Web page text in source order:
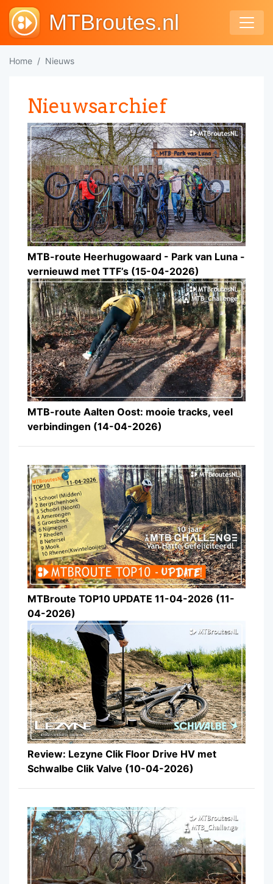
MTBroutes.nl
Home Nieuws
Nieuwsarchief
MTB-route Heerhugowaard - Park van Luna -
vernieuwd met TTF’s (15-04-2026)
MTB-route Aalten Oost: mooie tracks, veel
verbindingen (14-04-2026)
MTBroute TOP10 UPDATE 11-04-2026 (11-
04-2026)
Review: Lezyne Clik Floor Drive HV met
Schwalbe Clik Valve (10-04-2026)